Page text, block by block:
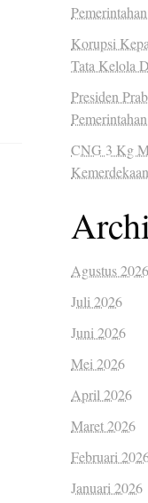
Korupsi
Tata Kelola
Presiden
CNG 3 Kg
Agustus 2026
Juli 2026
Juni 2026
Mei 2026
April 2026
Maret 2026
Februari
Januari 2026